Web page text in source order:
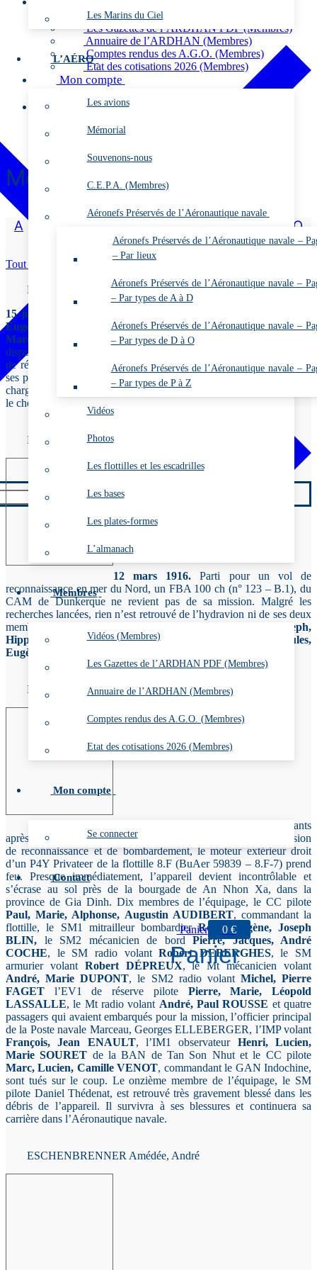
Les Marins du Ciel
L’AÉRO
Les avions
Mémorial
Souvenons-nous
C.E.P.A. (Membres)
Aéronefs Préservés de l’Aéronautique navale
Aéronefs Préservés de l’Aéronautique navale –
– Par lieux
Aéronefs Préservés de l’Aéronautique navale –
– Par types de A à D
Aéronefs Préservés de l’Aéronautique navale –
– Par types de D à O
Aéronefs Préservés de l’Aéronautique navale –
– Par types de P à Z
Vidéos
Photos
Les flottilles et les escadrilles
Les bases
Les plates-formes
L’almanach
Membres
Vidéos (Membres)
Les Gazettes de l’ARDHAN PDF (Membres)
Annuaire de l’ARDHAN (Membres)
Comptes rendus des A.G.O. (Membres)
Etat des cotisations 2026 (Membres)
Mon compte
Se connecter
Contact
Panier 0 €
Panier
Vidéos (Membres)
Les Gazettes de l’ARDHAN PDF (Membres)
Annuaire de l’ARDHAN (Membres)
Comptes rendus des A.G.O. (Membres)
Etat des cotisations 2026 (Membres)
Mon compte
Contact
Mémorial E
A |
O
|S|T|U|V|W|X|Y|Z
Tout déplier/replier
ÉCHE Emile, Marcellin, Antoine
15 juillet 1918 –
Eugène AMIOT
et le Mt mécanicien observateurEmile,
Marcellin, Antoine ÉCHE, détachés de la Marine et mis à la
disposition de la Société FBA comme pilote et observateur d’essai et
de réception, sont victimes d’un accident mortel. Au cours d’un de
ses premiers vols, le FBA type « Alerte » (n° 1221) dont ils ont été
chargés de mener les essais, s’abat à Argenteuil (Seine et Oise), sur
le chemin de halage en bord de Seine, les tuant sur le coup.
ECOMARD Gabriel, Joseph, Hippolyte*
12 mars 1916.Parti pour un vol de
reconnaissance en mer du Nord, un FBA 100 ch (n° 123 – B.1), du
CAM de Dunkerque ne revient pas de sa mission. Malgré les
recherches lancées, rien n’est retrouvé de l’hydravion ni de ses deux
membres d’équipage, l’EV1 de réserve pilote
Gabriel, Joseph,
Hippolyte ÉCOMARDet le QM mécanicien observateur
Jules,
Eugène, Marie QUICRAY
ENAULT François, Jean
Quelques instants
après son décollage de la BAN de Tan Son Nhut, pour une mission
de reconnaissance et de bombardement, le moteur extérieur droit
d’un P4Y Privateer de la flottille 8.F (BuAer 59839 – 8.F-7) prend
feu. Presque immédiatement, l’appareil devient incontrôlable et
s’écrase au sol près de la bourgade de An Nhon Xa, dans la
province de Gia Dinh. Dix membres de l’équipage, le CC pilote
Paul, Marie, Alphonse, Augustin AUDIBERT, commandant la
flottille, le SM1 mitrailleur bombardierRené, Eugène, Joseph
BLIN, le SM2 mécanicien de bord Pierre, Jacques, André
COCHE, le SM radio volantRobert DEBERGHES, le SM
armurier volant Robert DÉPREUX, le Mt mécanicien volant
André, Marie DUPONT, le SM2 radio volant Michel, Pierre
FAGET l’EV1 de réserve pilote Pierre, Marie, Léopold
LASSALLE, le Mt radio volant André, Paul ROUSSE et quatre
passagers qui avaient embarqués pour la mission, l’officier principal
de la Poste navale Marceau, Georges ELLEBERGER, l’IMP volant
François, Jean ENAULT, l’IM1 observateur Henri, Lucien,
Marie SOURET de la BAN de Tan Son Nhut et le CC pilote
Marc, Lucien, Camille VENOT, commandant le GAN Indochine,
sont tués sur le coup. Le onzième membre de l’équipage, le SM
pilote Daniel Thédenat, est retrouvé très gravement blessé dans les
débris de l’appareil. Il survivra à ses blessures et continuera sa
carrière dans l’Aéronautique navale.
ESCHENBRENNER Amédée, André